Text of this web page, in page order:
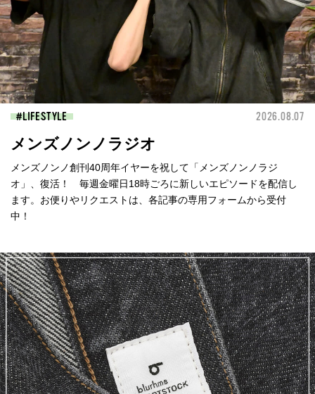
LIFESTYLE 2026.08.07
メンズノンノラジオ
メンズノンノ創刊40周年イヤーを祝して「メンズノンノラジ
オ」、復活！ 毎週金曜日18時ごろに新しいエピソードを配信し
ます。お便りやリクエストは、各記事の専用フォームから受付
中！